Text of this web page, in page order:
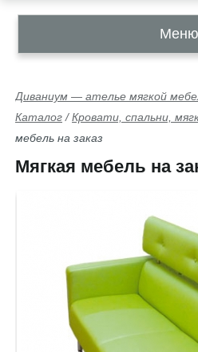
Меню
Диваниум — ателье мягкой
Каталог /Кровати, спальни,
мебель на заказ
Мягкая мебель на